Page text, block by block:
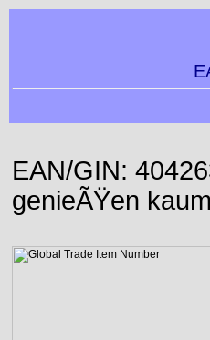
EAN/GIN:
genieÃŸen